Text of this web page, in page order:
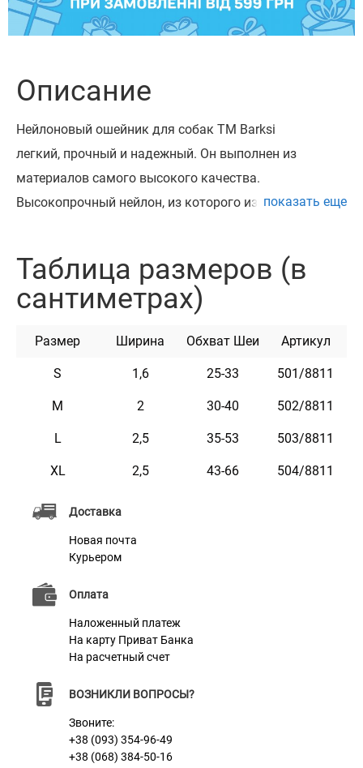
Доставка
Новая почта
Курьером
Оплата
Наложенный платеж
На карту Приват Банка
На расчетный счет
ВОЗНИКЛИ ВОПРОСЫ?
Звоните:
+38 (093) 354-96-49
+38 (068) 384-50-16
Описание
Нейлоновый ошейник для собак ТМ Barksi
легкий, прочный и надежный. Он выполнен из
материалов самого высокого качества.
Высокопрочный нейлон, из которого изготовлен
металлической пряжкой в антическом стиле
с возможностью нанесения гравировки.
например: кличка домашнего животного, контактные
данные, адрес, номер микрочипа и т.п. Текст
наносится с помощью лазера, поэтому со временем
на ощупь, гибкий и не боится воды. Он практичен и
неприхотлив в уходе.
Характеристики
Материал
показать еще
Таблица размеров (в
сантиметрах)
Размер Ширина Обхват Шеи Артикул
S 1,6 25-33 501/8811
M 2 30-40 502/8811
L 2,5 35-53 503/8811
XL 2,5 43-66 504/8811